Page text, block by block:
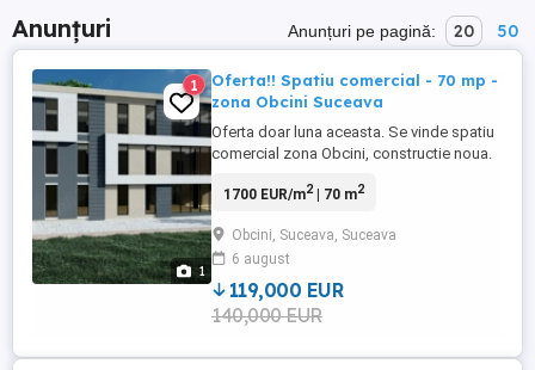
Anunțuri Anunțuri pe pagină: 20 50
1
1
Oferta!! Spatiu comercial - 70 mp -
zona Obcini Suceava
Oferta doar luna aceasta. Se vinde spatiu
comercial zona Obcini, constructie noua.
300 mp. Pentru detalii suplimentare nu
1700 EUR/m2| 70 m2
Obcini, Suceava, Suceava
6 august
119,000 EUR
140,000 EUR